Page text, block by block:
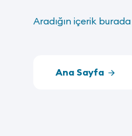
Aradığın içerik
Ana Sayfa